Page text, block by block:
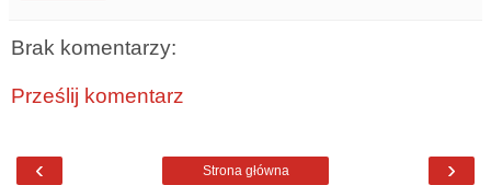
Brak komentarzy:
Prześlij komentarz
‹ ›
Strona główna